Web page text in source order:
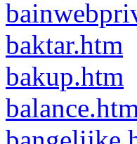
baktar.htm
bakup.htm